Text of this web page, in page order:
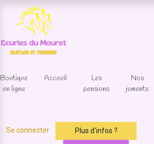
Se rendre au contenu
Boutique
en ligne
Acceuil
Les
pensions
Nos
juments
Se connecter Plus d'infos ?